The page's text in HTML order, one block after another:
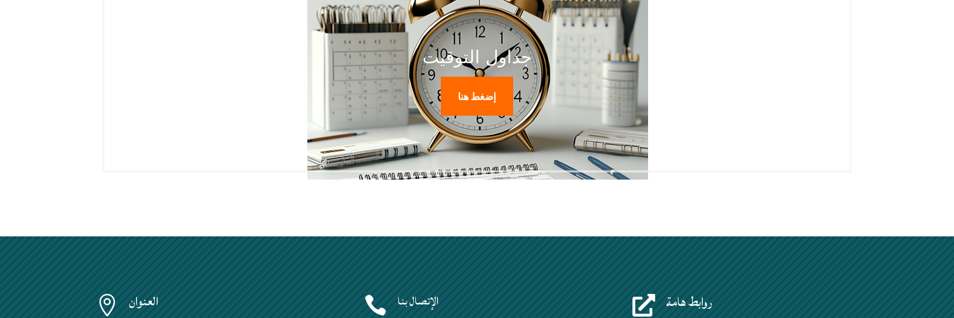
جداول التوقيت
إضغط هنا
 العنوان  الإتصال بنا  روابط هامة